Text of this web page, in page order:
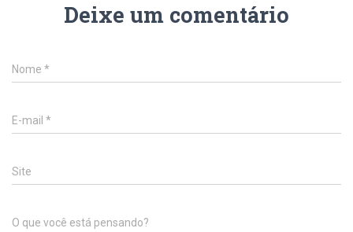
Deixe um comentário
Nome *
E-mail *
Site
O que você está pensando?